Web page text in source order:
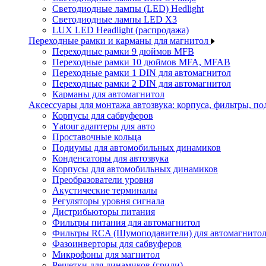
Светодиодные лампы (LED) Hedlight
Светодиодные лампы LED X3
LUX LED Headlight (распродажа)
Переходные рамки и карманы для магнитол
Переходные рамки 9 дюймов MFB
Переходные рамки 10 дюймов MFA, MFAB
Переходные рамки 1 DIN для автомагнитол
Переходные рамки 2 DIN для автомагнитол
Карманы для автомагнитол
Аксессуары для монтажа автозвука: корпуса, фильтры,
Корпусы для сабвуферов
Yаtour адаптеры для авто
Проставочные кольца
Подиумы для автомобильных динамиков
Конденсаторы для автозвука
Корпусы для автомобильных динамиков
Преобразователи уровня
Акустические терминалы
Регуляторы уровня сигнала
Дистрибьюторы питания
Фильтры питания для автомагнитол
Фильтры RCA (Шумоподавители) для автомагнитол
Фазоинверторы для сабвуферов
Микрофоны для магнитол